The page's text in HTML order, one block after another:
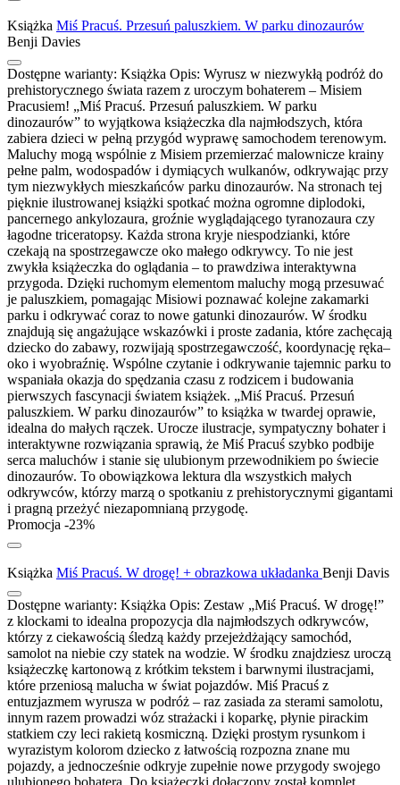
Książka Miś Pracuś. Przesuń paluszkiem. W parku dinozaurów
Benji Davies
Dostępne warianty: Książka Opis: Wyrusz w niezwykłą podróż do
prehistorycznego świata razem z uroczym bohaterem – Misiem
Pracusiem! „Miś Pracuś. Przesuń paluszkiem. W parku
dinozaurów” to wyjątkowa książeczka dla najmłodszych, która
zabiera dzieci w pełną przygód wyprawę samochodem terenowym.
Maluchy mogą wspólnie z Misiem przemierzać malownicze krainy
pełne palm, wodospadów i dymiących wulkanów, odkrywając przy
tym niezwykłych mieszkańców parku dinozaurów. Na stronach tej
pięknie ilustrowanej książki spotkać można ogromne diplodoki,
pancernego ankylozaura, groźnie wyglądającego tyranozaura czy
łagodne triceratopsy. Każda strona kryje niespodzianki, które
czekają na spostrzegawcze oko małego odkrywcy. To nie jest
zwykła książeczka do oglądania – to prawdziwa interaktywna
przygoda. Dzięki ruchomym elementom maluchy mogą przesuwać
je paluszkiem, pomagając Misiowi poznawać kolejne zakamarki
parku i odkrywać coraz to nowe gatunki dinozaurów. W środku
znajdują się angażujące wskazówki i proste zadania, które zachęcają
dziecko do zabawy, rozwijają spostrzegawczość, koordynację ręka–
oko i wyobraźnię. Wspólne czytanie i odkrywanie tajemnic parku to
wspaniała okazja do spędzania czasu z rodzicem i budowania
pierwszych fascynacji światem książek. „Miś Pracuś. Przesuń
paluszkiem. W parku dinozaurów” to książka w twardej oprawie,
idealna do małych rączek. Urocze ilustracje, sympatyczny bohater i
interaktywne rozwiązania sprawią, że Miś Pracuś szybko podbije
serca maluchów i stanie się ulubionym przewodnikiem po świecie
dinozaurów. To obowiązkowa lektura dla wszystkich małych
odkrywców, którzy marzą o spotkaniu z prehistorycznymi gigantami
i pragną przeżyć niezapomnianą przygodę.
Promocja -23%
Książka Miś Pracuś. W drogę! + obrazkowa układanka Benji Davis
Dostępne warianty: Książka Opis: Zestaw „Miś Pracuś. W drogę!”
z klockami to idealna propozycja dla najmłodszych odkrywców,
którzy z ciekawością śledzą każdy przejeżdżający samochód,
samolot na niebie czy statek na wodzie. W środku znajdziesz uroczą
książeczkę kartonową z krótkim tekstem i barwnymi ilustracjami,
które przeniosą malucha w świat pojazdów. Miś Pracuś z
entuzjazmem wyrusza w podróż – raz zasiada za sterami samolotu,
innym razem prowadzi wóz strażacki i koparkę, płynie pirackim
statkiem czy leci rakietą kosmiczną. Dzięki prostym rysunkom i
wyrazistym kolorom dziecko z łatwością rozpozna znane mu
pojazdy, a jednocześnie odkryje zupełnie nowe przygody swojego
ulubionego bohatera. Do książeczki dołączony został komplet